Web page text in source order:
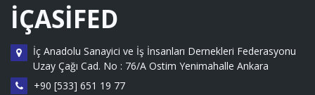
İÇASİFED
İç Anadolu Sanayici ve İş İnsanları Dernekleri Federasyonu
Uzay Çağı Cad. No : 76/A Ostim Yenimahalle Ankara
+90 [533] 651 19 77